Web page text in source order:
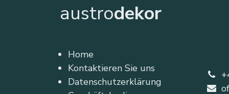
austrodekor
Home
Kontaktieren Sie uns
Datenschutzerklärung